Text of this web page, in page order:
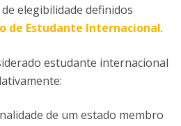
elegibilidade definidos
de Estudante Internacional.
estudante internacional
de um estado membro